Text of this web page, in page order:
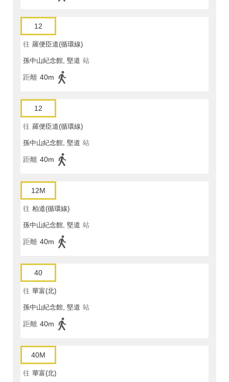
12
往 羅便臣道(循環線)
孫中山紀念館, 堅道 站
距離 40m
12
往 羅便臣道(循環線)
孫中山紀念館, 堅道 站
距離 40m
12M
往 柏道(循環線)
孫中山紀念館, 堅道 站
距離 40m
40
往 華富(北)
孫中山紀念館, 堅道 站
距離 40m
40M
往 華富(北)